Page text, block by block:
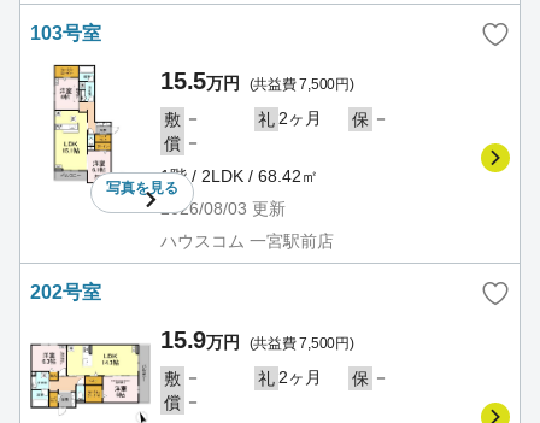
103号室
写真を見る
15.5万円 (共益費 7,500円)
敷 － 礼 2ヶ月 保 －
償 －
1階 / 2LDK / 68.42㎡
2026/08/03 更新
ハウスコム 一宮駅前店
202号室
15.9万円 (共益費 7,500円)
敷 － 礼 2ヶ月 保 －
償 －